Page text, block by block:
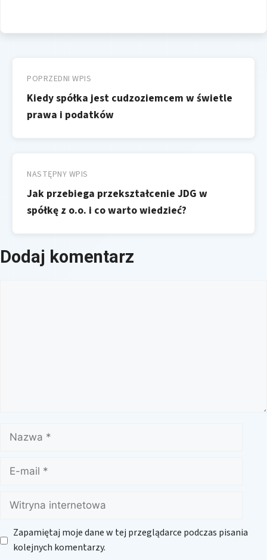
wpisu
POPRZEDNI WPIS
Kiedy spółka jest cudzoziemcem w świetle
prawa i podatków
NASTĘPNY WPIS
Jak przebiega przekształcenie JDG w
spółkę z o.o. i co warto wiedzieć?
Dodaj komentarz
Nazwa
mail
Witryna
internetowa
Zapamiętaj moje dane w tej przeglądarce podczas pisania
kolejnych komentarzy.